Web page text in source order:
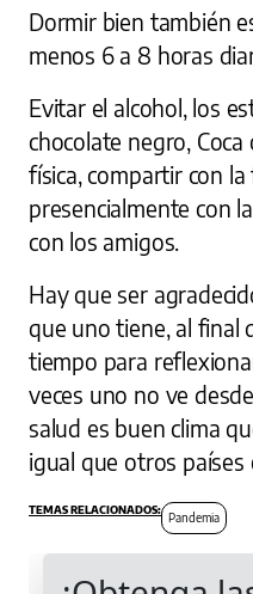
Dormir bien también
menos 6 a 8 horas
Evitar el alcohol, los
chocolate negro,
física, compartir con
presencialmente con
con los amigos.
Hay que ser
que uno tiene, al final
tiempo para
veces uno no ve
salud es buen clima
igual que otros países
Pandemia